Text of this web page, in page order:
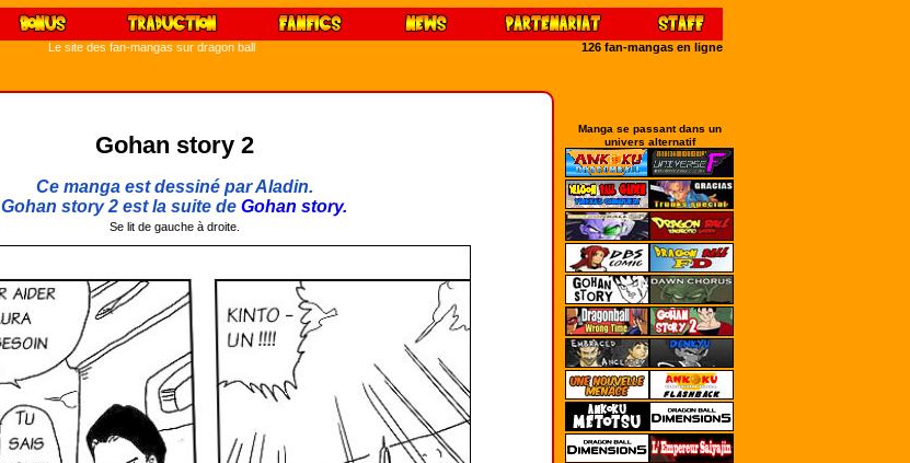
Le site des fan-mangas sur dragon ball 126 fan-mangas en ligne
Manga se passant dans un
univers alternatif
Gohan story 2
Ce manga est dessiné par Aladin.
Gohan story 2 est la suite de Gohan story.
Se lit de gauche à droite.